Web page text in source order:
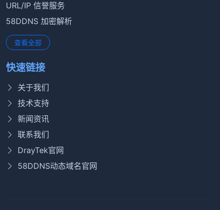
URL/IP 信誉服务
58DDNS 加密解析
查看全部
快速链接
关于我们
技术支持
新闻资讯
联系我们
DrayTek官网
58DDNS动态域名官网